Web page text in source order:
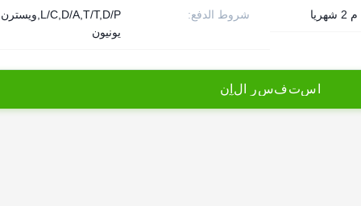
شروط الدفع:
L/C,D/A,T/T,D/P,ويسترن
يونيون
ستفسر ل ن